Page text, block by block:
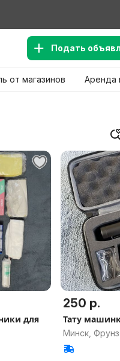
Подать
от магазинов Аренда
для
250 р.
Тату
Минск,